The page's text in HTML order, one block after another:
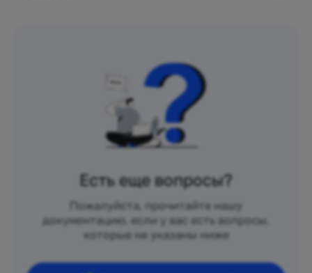
Есть еще вопросы?
Пожалуйста, прочитайте нашу
документацию, если у вас есть вопросы,
которые не указаны ниже